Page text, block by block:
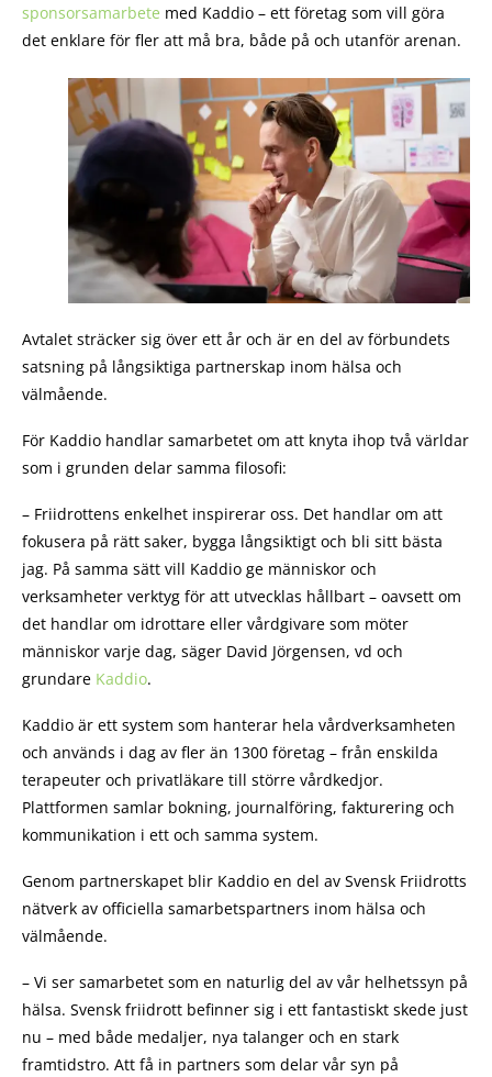
sponsorsamarbete med Kaddio – ett företag som vill göra
det enklare för fler att må bra, både på och utanför arenan.
Avtalet sträcker sig över ett år och är en del av förbundets
satsning på långsiktiga partnerskap inom hälsa och
välmående.
För Kaddio handlar samarbetet om att knyta ihop två världar
som i grunden delar samma filosofi:
– Friidrottens enkelhet inspirerar oss. Det handlar om att
fokusera på rätt saker, bygga långsiktigt och bli sitt bästa
jag. På samma sätt vill Kaddio ge människor och
verksamheter verktyg för att utvecklas hållbart – oavsett om
det handlar om idrottare eller vårdgivare som möter
människor varje dag, säger David Jörgensen, vd och
grundare Kaddio.
Kaddio är ett system som hanterar hela vårdverksamheten
och används i dag av fler än 1300 företag – från enskilda
terapeuter och privatläkare till större vårdkedjor.
Plattformen samlar bokning, journalföring, fakturering och
kommunikation i ett och samma system.
Genom partnerskapet blir Kaddio en del av Svensk Friidrotts
nätverk av officiella samarbetspartners inom hälsa och
välmående.
– Vi ser samarbetet som en naturlig del av vår helhetssyn på
hälsa. Svensk friidrott befinner sig i ett fantastiskt skede just
nu – med både medaljer, nya talanger och en stark
framtidstro. Att få in partners som delar vår syn på